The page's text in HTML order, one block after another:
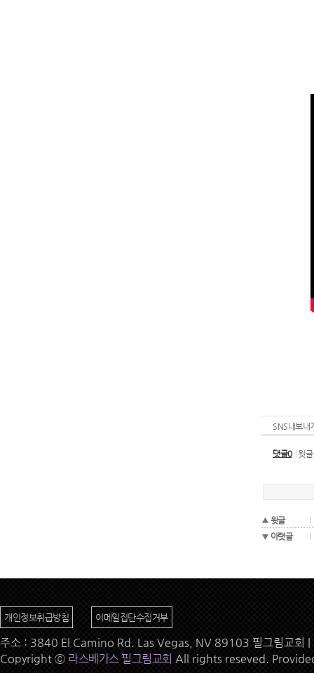
SNS내보내
댓글0 윗글
윗글
아랫글
개인정보취급방침 이메일집단수집거부
주소 : 3840 El Camino Rd. Las Vegas, NV 89103 필그림교
Copyright ⓒ 라스베가스 필그림교회 All rights reseved.